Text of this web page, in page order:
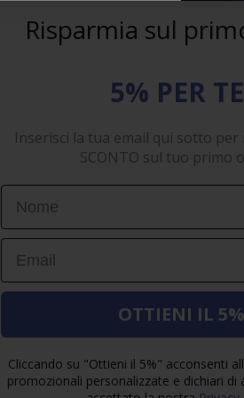
Risparmia sul
5% PER
Inserisci la tua email qui sotto per
SCONTO sul tuo primo
First Name
Email
OTTIENI IL 5%
Cliccando su "Ottieni il 5%" acconsenti
promozionali personalizzate e dichiari di